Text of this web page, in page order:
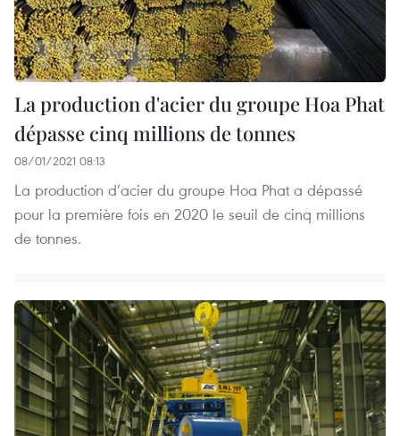
La production d'acier du groupe Hoa Phat
dépasse cinq millions de tonnes
08/01/2021 08:13
La production d’acier du groupe Hoa Phat a dépassé
pour la première fois en 2020 le seuil de cinq millions
de tonnes.